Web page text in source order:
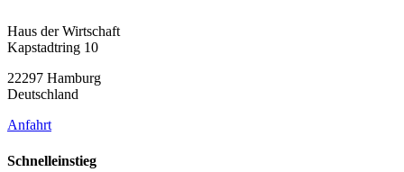
Haus der Wirtschaft
Kapstadtring 10
22297 Hamburg
Deutschland
Anfahrt
Schnelleinstieg